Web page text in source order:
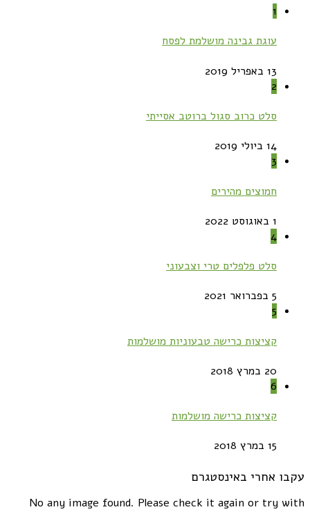
1
עוגת גבינה מושלמת לפסח
13 באפריל 2019
2
סלט כרוב סגול ברוטב אסייתי
14 ביולי 2019
3
חמוצים מהירים
1 באוגוסט 2022
4
סלט פלפלים טרי וצבעוני
5 בפברואר 2021
5
קציצות כרישה טבעוניות מושלמות
20 במרץ 2018
6
קציצות כרישה מושלמות
15 במרץ 2018
עקבו אחרי באינסטגרם
No any image found. Please check it again or try with